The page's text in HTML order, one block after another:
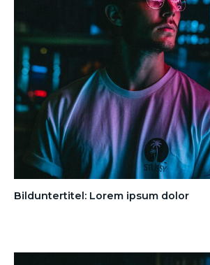
Bilduntertitel: Lorem ipsum dolor